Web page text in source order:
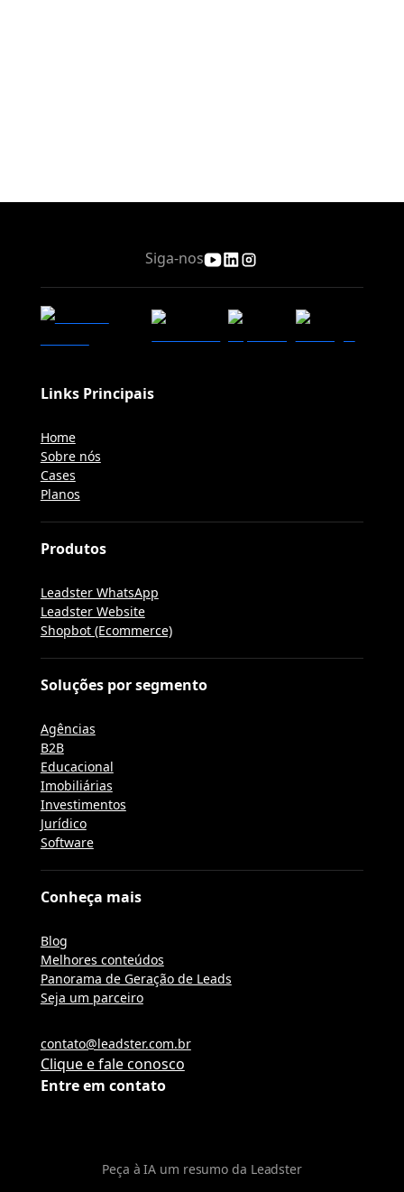
Siga-nos
Links Principais
Home
Sobre nós
Cases
Planos
Produtos
Leadster WhatsApp
Leadster Website
Shopbot (Ecommerce)
Soluções por segmento
Agências
B2B
Educacional
Imobiliárias
Investimentos
Jurídico
Software
Conheça mais
Blog
Melhores conteúdos
Panorama de Geração de Leads
Seja um parceiro
Entre em contato
contato@leadster.com.br
Clique e fale conosco
Peça à IA um resumo da Leadster